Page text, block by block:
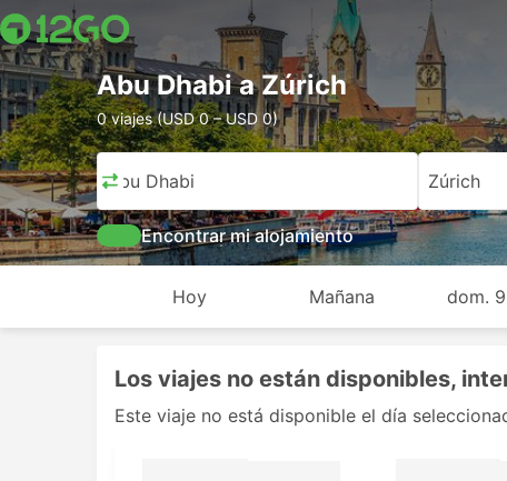
Abu Dhabi a Zúrich
0 viajes (USD 0 – USD 0)
Abu Dhabi Zúrich
Encontrar mi alojamiento
Hoy Mañana dom.
Los viajes no están disponibles,
Este viaje no está disponible el día